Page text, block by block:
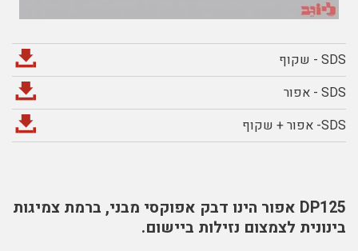
SDS - שקוף
SDS - אפור
SDS- אפור + שקוף
DP 125 אפור הינו דבק אפוקסי מבני, ברמת צמיגות
בינונית לצמצום נזילות ביישום.